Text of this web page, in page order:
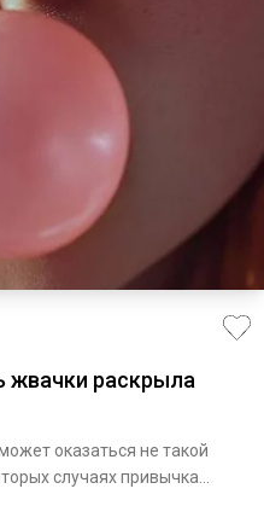
жвачки раскрыла
оказаться не такой
случаях привычка